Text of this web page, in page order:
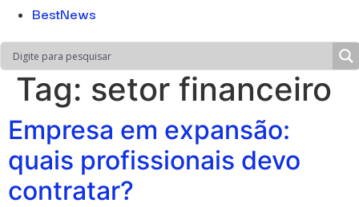
BestNews
Tag: setor financeiro
Empresa em expansão:
quais profissionais devo
contratar?